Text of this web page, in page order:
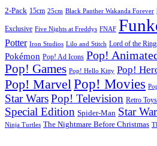
2-Pack 15cm 25cm Black Panther Wakanda Forever
Exclusive Five Nights at Freddys FNAF
Potter Iron Studios Lilo and Stitch Lord of the
Pokémon Pop! Ad Icons Pop! Animated
Pop! Games Pop! Hello Kitty Pop!
Pop! MarvelPop! Movies
Star WarsPop! Television Retro Toys
Special Edition Spider-Man Star
Ninja Turtles The Nightmare Before Christmas